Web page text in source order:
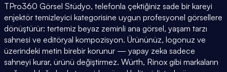
TPro360 Görsel Stüdyo, telefonla çektiğiniz sade bir kareyi
enjektör temizleyici kategorisine uygun profesyonel görsellere
dönüştürür: tertemiz beyaz zeminli ana görsel, yaşam tarzı
sahnesi ve editöryal kompozisyon. Ürününüz, logonuz ve
üzerindeki metin birebir korunur — yapay zeka sadece
sahneyi kurar, ürünü değiştirmez. Würth, Rinox gibi markaların